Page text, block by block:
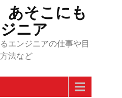
あそこにも
ニア
エンジニアの仕事や目
法など